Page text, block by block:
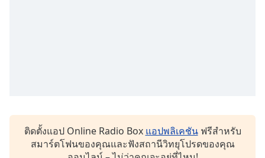
Style
ติดตั้งแอป Online Radio Box แอปพลิเคชันฟรีสำหรับ
สมาร์ตโฟนของคุณและฟังสถานีวิทยุโปรดของคุณ